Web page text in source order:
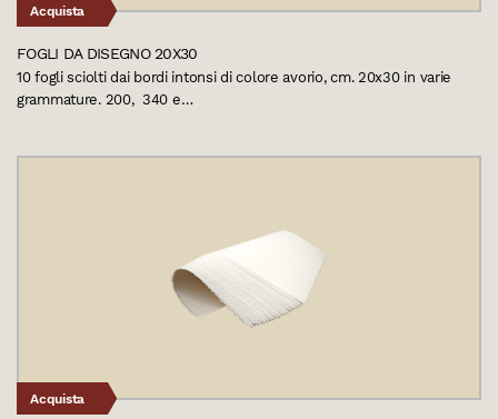
Acquista
FOGLI DA DISEGNO 20X30
10 fogli sciolti dai bordi intonsi di colore avorio, cm. 20x30 in varie
grammature. 200, 340 e…
Acquista